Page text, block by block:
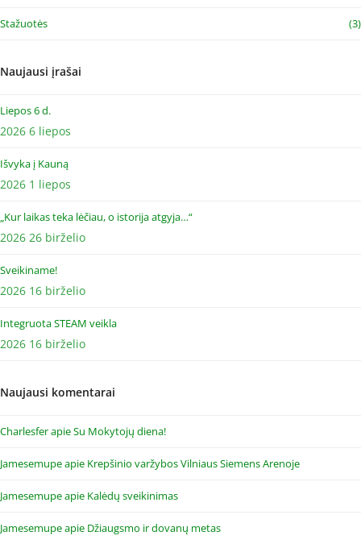
Stažuotės (3)
Naujausi įrašai
Liepos 6 d.
2026 6 liepos
Išvyka į Kauną
2026 1 liepos
„Kur laikas teka lėčiau, o istorija atgyja…“
2026 26 birželio
Sveikiname!
2026 16 birželio
Integruota STEAM veikla
2026 16 birželio
Naujausi komentarai
CharlesferapieSu Mokytojų diena!
Jamesemupeapie Krepšinio varžybos Vilniaus Siemens Arenoje
Jamesemupeapie Kalėdų sveikinimas
Jamesemupeapie Džiaugsmo ir dovanų metas